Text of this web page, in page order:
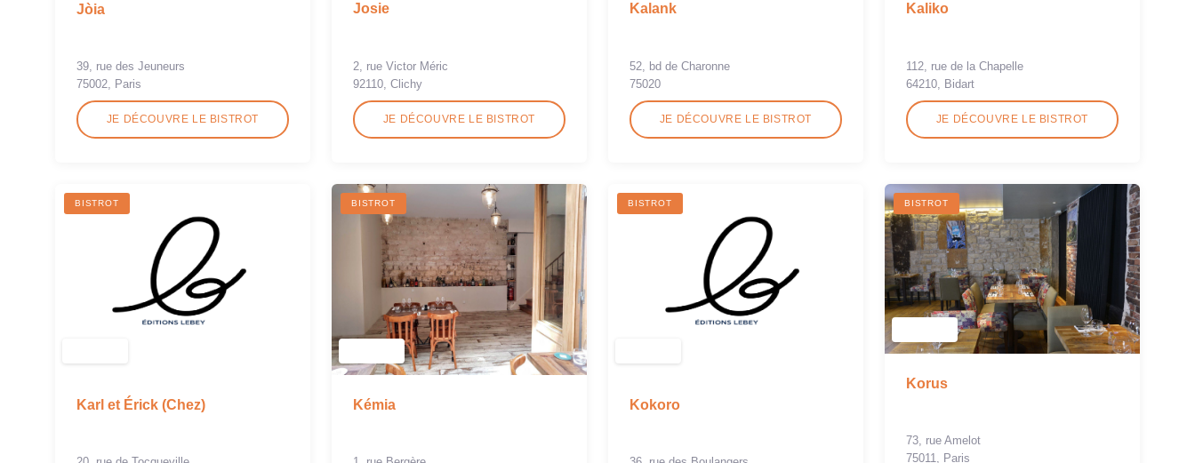
Jòia
39, rue des Jeuneurs
75002, Paris
JE DÉCOUVRE LE BISTROT
Josie
2, rue Victor Méric
92110, Clichy
JE DÉCOUVRE LE BISTROT
Kalank
52, bd de Charonne
75020
JE DÉCOUVRE LE BISTROT
Kaliko
112, rue de la Chapelle
64210, Bidart
JE DÉCOUVRE LE BISTROT
BISTROT
Karl et Érick (Chez)
BISTROT
Kémia
BISTROT
Kokoro
BISTROT
Korus
73, rue Amelot
75011, Paris